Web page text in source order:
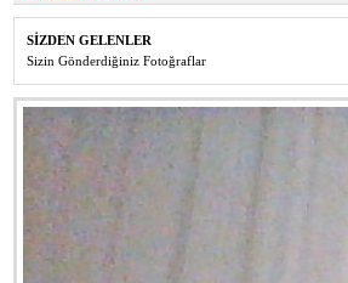
SİZDEN GELENLER
Sizin Gönderdiğiniz Fotoğraflar